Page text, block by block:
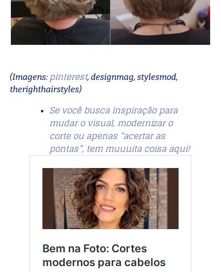
(Imagens:pinterest, designmag, stylesmod,
therighthairstyles)
Se você busca inspiração para
mudar o visual, modernizar o
corte ou apenas “acertar as
pontas”, tem muuuita coisa aqui!